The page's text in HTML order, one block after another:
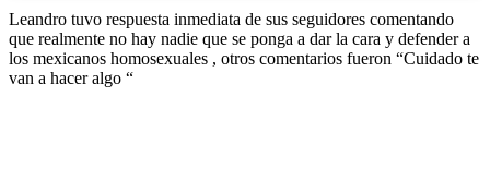
Leandro tuvo respuesta inmediata de sus seguidores comentando
que realmente no hay nadie que se ponga a dar la cara y defender a
los mexicanos homosexuales , otros comentarios fueron “Cuidado te
van a hacer algo “